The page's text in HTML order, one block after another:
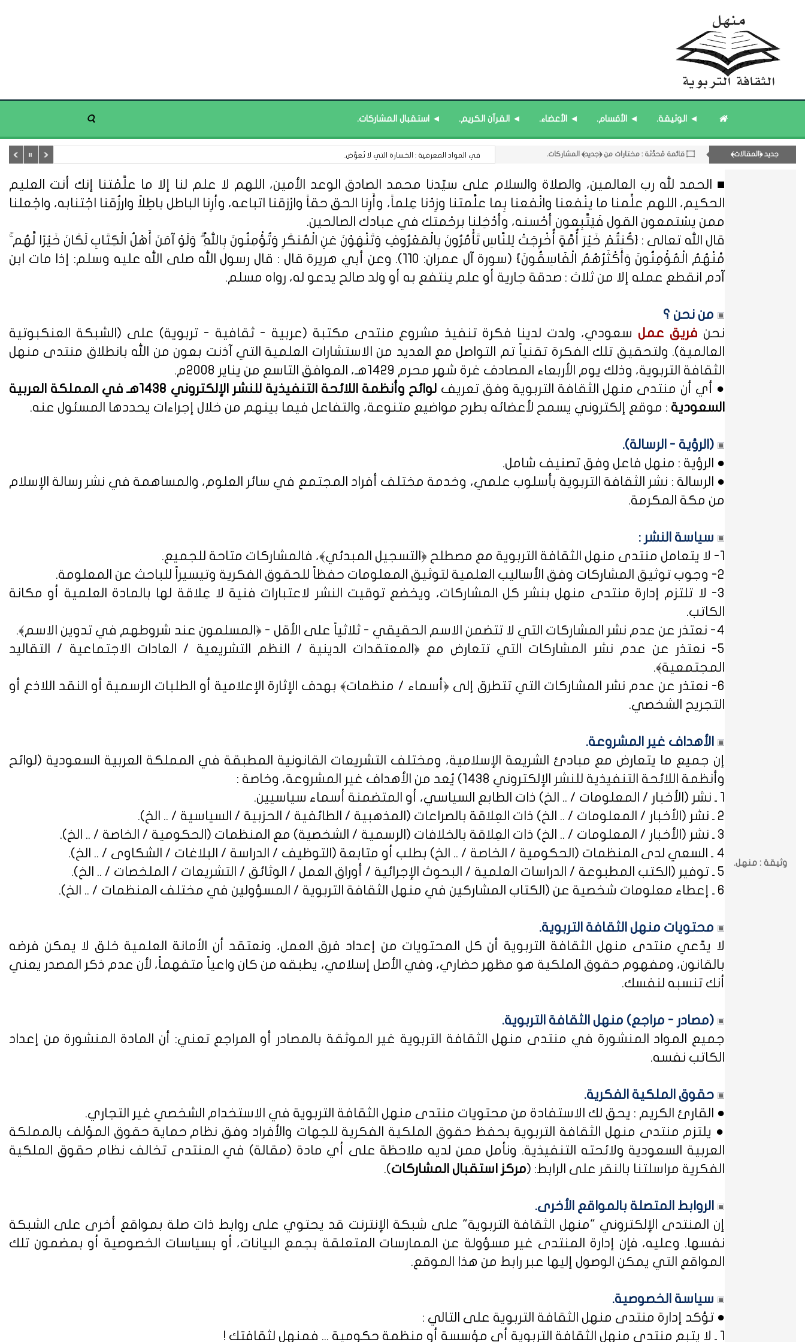
◄ الوثيقة. ◄ الأقسام. ◄ الأعضاء. ◄ القرآن الكريم. ◄ استقبال المشاركات.
جديد ﴿المقالات﴾
۝ قائمة مُحدَّثة : حديث الساعة.
۝ قائمة مُثبتة : مشرف منهل الثقافة التربوية.
۝ قائمة مُثبتة : إدارة منهل الثقافة التربوية.
۝ قائمة مُحدَّثة : مختارات من ﴿جديد﴾ المشاركات.
11- القسم الحادي عشر : ﴿اللقاءات الشخصية - الثقافة المتسلسلة﴾. 13 أغسطس : اليوم العالمي لعسيري اليد.
وثيقة : منهل.
■ الحمد لله رب العالمين، والصلاة والسلام على سيّدنا محمد الصادق الوعد الأمين، اللهم لا علم لنا إلا ما علَّمْتنا إنك أنت العليم
الحكيم، اللهم علِّمنا ما ينْفعنا وانْفعنا بِما علَّمتنا وزِدْنا عِلماً، وأَرِنا الحق حقاً وارْزقنا اتباعه، وأرِنا الباطل باطِلاً وارزُقنا اجْتنابه، واجْعلنا
ممن يسْتمعون القول فَيَتَّبِعون أحْسنه، وأدْخِلنا برحْمتك في عبادك الصالحين.
قال الله تعالى : {كُنتُمْ خَيْرَ أُمَّةٍ أُخْرِجَتْ لِلنَّاسِ تَأْمُرُونَ بِالْمَعْرُوفِ وَتَنْهَوْنَ عَنِ الْمُنكَرِ وَتُؤْمِنُونَ بِاللَّهِ ۗ وَلَوْ آمَنَ أَهْلُ الْكِتَابِ لَكَانَ خَيْرًا لَّهُم ۚ
مِّنْهُمُ الْمُؤْمِنُونَ وَأَكْثَرُهُمُ الْفَاسِقُونَ} (سورة آل عمران: 110). وعن أبي هريرة قال : قال رسول الله صلى الله عليه وسلم: إذا مات ابن
آدم انقطع عمله إلا من ثلاث : صدقة جارية أو علم ينتفع به أو ولد صالح يدعو له، رواه مسلم.
من نحن ؟
نحن فريق عمل سعودي، ولدت لدينا فكرة تنفيذ مشروع منتدى مكتبة (عربية - ثقافية - تربوية) على (الشبكة العنكبوتية
العالمية). ولتحقيق تلك الفكرة تقنياً تم التواصل مع العديد من الاستشارات العلمية التي آذنت بعون من الله بانطلاق منتدى منهل
الثقافة التربوية، وذلك يوم الأربعاء المصادف غرة شهر محرم 1429هـ، الموافق التاسع من يناير 2008م.
● أي أن منتدى منهل الثقافة التربوية وفق تعريف
لوائح وأنظمة اللائحة التنفيذية للنشر الإلكتروني 1438هـ في المملكة العربية
السعودية : موقع إلكتروني يسمح لأعضائه بطرح مواضيع متنوعة، والتفاعل فيما بينهم من خلال إجراءات يحددها المسئول عنه.
(الرؤية - الرسالة).
● الرؤية : منهل فاعل وفق تصنيف شامل.
● الرسالة : نشر الثقافة التربوية بأسلوب علمي، وخدمة مختلف أفراد المجتمع في سائر العلوم، والمساهمة في نشر رسالة الإسلام
من مكة المكرمة.
سياسة النشر :
1- لا يتعامل منتدى منهل الثقافة التربوية مع مصطلح ﴿التسجيل المبدئي﴾، فالمشاركات متاحة للجميع.
2- وجوب توثيق المشاركات وفق الأساليب العلمية لتوثيق المعلومات حفظاً للحقوق الفكرية وتيسيراً للباحث عن المعلومة.
3- لا تلتزم إدارة منتدى منهل بنشر كل المشاركات، ويخضع توقيت النشر لاعتبارات فنية لا عِلاقة لها بالمادة العلمية أو مكانة
الكاتب.
4- نعتذر عن عدم نشر المشاركات التي لا تتضمن الاسم الحقيقي - ثلاثياً على الأقل - ﴿المسلمون عند شروطهم في تدوين الاسم﴾.
5- نعتذر عن عدم نشر المشاركات التي تتعارض مع ﴿المعتقدات الدينية / النظم التشريعية / العادات الاجتماعية / التقاليد
المجتمعية﴾.
6- نعتذر عن عدم نشر المشاركات التي تتطرق إلى ﴿أسماء / منظمات﴾ بهدف الإثارة الإعلامية أو الطلبات الرسمية أو النقد اللاذع أو
التجريح الشخصي.
الأهداف غير المشروعة.
إن جميع ما يتعارض مع مبادئ الشريعة الإسلامية، ومختلف التشريعات القانونية المطبقة في المملكة العربية السعودية (لوائح
وأنظمة اللائحة التنفيذية للنشر الإلكتروني 1438
) يُعد من الأهداف غير المشروعة، وخاصة :
1 ـ نشر (الأخبار / المعلومات / .. الخ) ذات الطابع السياسي، أو المتضمنة أسماء سياسيين.
2 ـ نشر (الأخبار / المعلومات / .. الخ) ذات العِلاقة بالصراعات (المذهبية / الطائفية / الحزبية / السياسية / .. الخ).
3 ـ نشر (الأخبار / المعلومات / .. الخ) ذات العِلاقة بالخلافات (الرسمية / الشخصية) مع المنظمات (الحكومية / الخاصة / .. الخ).
4 ـ السعي لدى المنظمات (الحكومية / الخاصة / .. الخ) بطلب أو متابعة (التوظيف / الدراسة / البلاغات / الشكاوى / .. الخ).
5 ـ توفير (الكتب المطبوعة / الدراسات العلمية / البحوث الإجرائية / أوراق العمل / الوثائق / التشريعات / الملخصات / .. الخ).
6 ـ إعطاء معلومات شخصية عن (الكتاب المشاركين في منهل الثقافة التربوية / المسؤولين في مختلف المنظمات / .. الخ).
محتويات منهل الثقافة التربوية.
لا يدّعي منتدى منهل الثقافة التربوية أن كل المحتويات من إعداد فرق العمل، ونعتقد أن الأمانة العلمية خلق لا يمكن فرضه
بالقانون، ومفهوم حقوق الملكية هو مظهر حضاري، وفي الأصل إسلامي، يطبقه من كان واعياً متفهماً، لأن عدم ذكر المصدر يعني
أنك تنسبه لنفسك.
(مصادر - مراجع) منهل الثقافة التربوية.
جميع المواد المنشورة في منتدى منهل الثقافة التربوية غير الموثقة بالمصادر أو المراجع تعني: أن المادة المنشورة من إعداد
الكاتب نفسه.
حقوق الملكية الفكرية.
● القارئ الكريم : يحق لك الاستفادة من محتويات منتدى منهل الثقافة التربوية في الاستخدام الشخصي غير التجاري.
● يلتزم منتدى منهل الثقافة التربوية بحفظ حقوق الملكية الفكرية للجهات والأفراد وفق نظام حماية حقوق المؤلف بالمملكة
العربية السعودية ولائحته التنفيذية. ونأمل ممن لديه ملاحظة على أي مادة (مقالة) في المنتدى تخالف نظام حقوق الملكية
الفكرية مراسلتنا بالنقر على الرابط: (مركز استقبال المشاركات).
الروابط المتصلة بالمواقع الأخرى.
إن المنتدى الإلكتروني "منهل الثقافة التربوية" على شبكة الإنترنت قد يحتوي على روابط ذات صلة بمواقع أخرى على الشبكة
نفسها. وعليه، فإن إدارة المنتدى غير مسؤولة عن الممارسات المتعلقة بجمع البيانات، أو بسياسات الخصوصية أو بمضمون تلك
المواقع التي يمكن الوصول إليها عبر رابط من هذا الموقع.
سياسة الخصوصية.
● تؤكد إدارة منتدى منهل الثقافة التربوية على التالي :
1 ـ لا يتبع منتدى منهل الثقافة التربوية أي مؤسسة أو منظمة حكومية ... فمنهل لثقافتك !